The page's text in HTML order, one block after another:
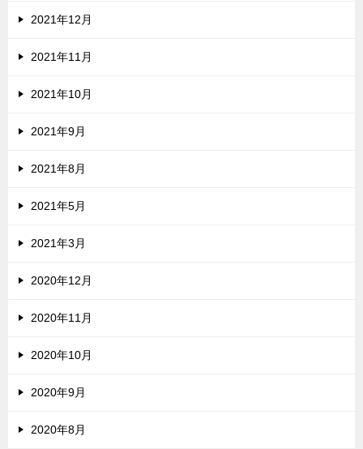
2021年12月
2021年11月
2021年10月
2021年9月
2021年8月
2021年5月
2021年3月
2020年12月
2020年11月
2020年10月
2020年9月
2020年8月